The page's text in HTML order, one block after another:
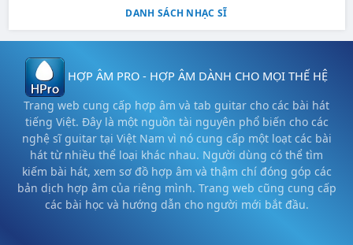
DANH SÁCH NHẠC SĨ
HỢP ÂM PRO - HỢP ÂM DÀNH CHO MỌI THẾ HỆ
Trang web cung cấp hợp âm và tab guitar cho các bài hát
tiếng Việt. Đây là một nguồn tài nguyên phổ biến cho các
nghệ sĩ guitar tại Việt Nam vì nó cung cấp một loạt các bài
hát từ nhiều thể loại khác nhau. Người dùng có thể tìm
kiếm bài hát, xem sơ đồ hợp âm và thậm chí đóng góp các
bản dịch hợp âm của riêng mình. Trang web cũng cung cấp
các bài học và hướng dẫn cho người mới bắt đầu.